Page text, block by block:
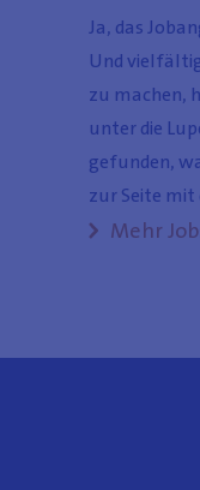
Ja, das
Und
zu machen,
unter die
gefunden,
zur Seite
Mehr